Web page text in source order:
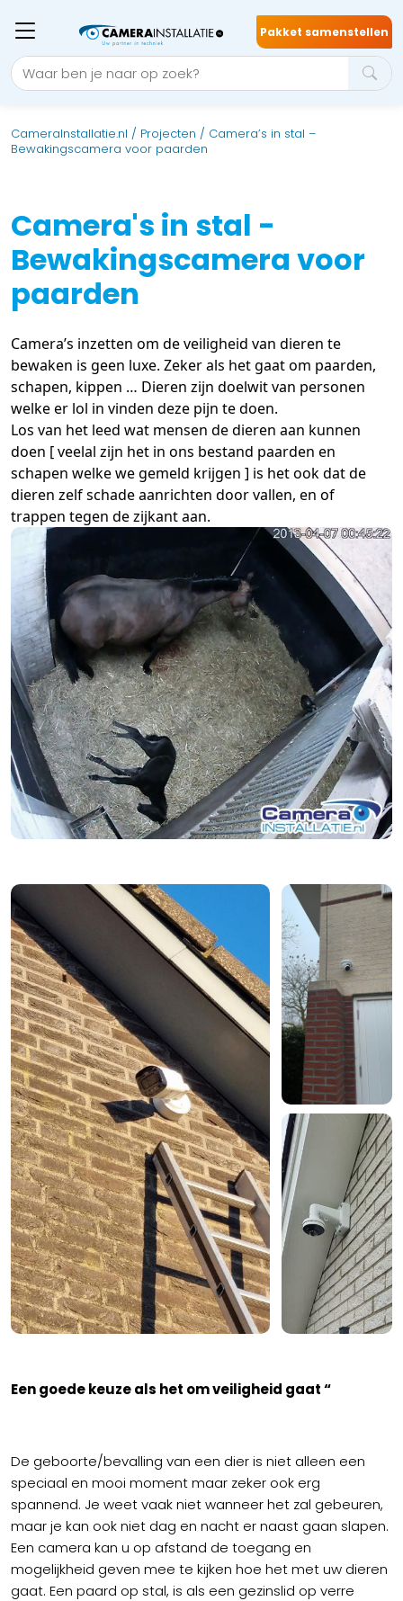
Pakket samenstellen
CameraInstallatie.nl / Projecten / Camera’s in stal –
Bewakingscamera voor paarden
Camera's in stal -
Bewakingscamera voor
paarden
Camera’s inzetten om de veiligheid van dieren te
bewaken is geen luxe. Zeker als het gaat om paarden,
schapen, kippen … Dieren zijn doelwit van personen
welke er lol in vinden deze pijn te doen.
Los van het leed wat mensen de dieren aan kunnen
doen [ veelal zijn het in ons bestand paarden en
schapen welke we gemeld krijgen ] is het ook dat de
dieren zelf schade aanrichten door vallen, en of
trappen tegen de zijkant aan.
Een goede keuze als het om veiligheid gaat “
De geboorte/bevalling van een dier is niet alleen een
speciaal en mooi moment maar zeker ook erg
spannend. Je weet vaak niet wanneer het zal gebeuren,
maar je kan ook niet dag en nacht er naast gaan slapen.
Een camera kan u op afstand de toegang en
mogelijkheid geven mee te kijken hoe het met uw dieren
gaat. Een paard op stal, is als een gezinslid op verre